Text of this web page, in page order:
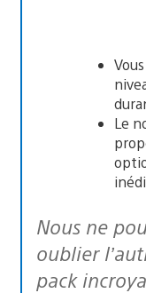
Le
Nous ne pouvons évidemment
oublier
pack